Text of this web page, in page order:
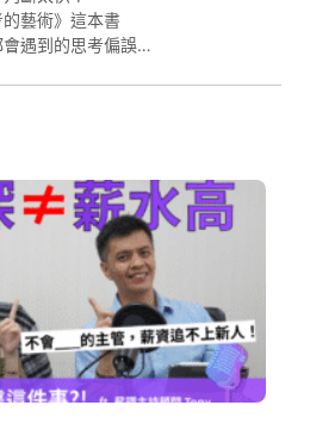
藝術》這本書
遇到的思考偏誤…